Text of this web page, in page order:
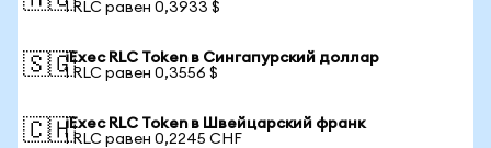
1 RLC равен 0,3933 $
🇸🇬iExec RLC Token в Сингапурский доллар
1 RLC равен 0,3556 $
🇨🇭iExec RLC Token в Швейцарский франк
1 RLC равен 0,2245 CHF